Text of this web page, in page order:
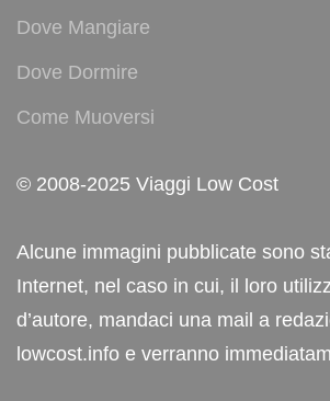
Dove Mangiare
Dove Dormire
Come Muoversi
© 2008-2025 Viaggi Low Cost
Alcune immagini pubblicate sono
Internet, nel caso in cui, il loro
d’autore, mandaci una mail a
lowcost.info e verranno